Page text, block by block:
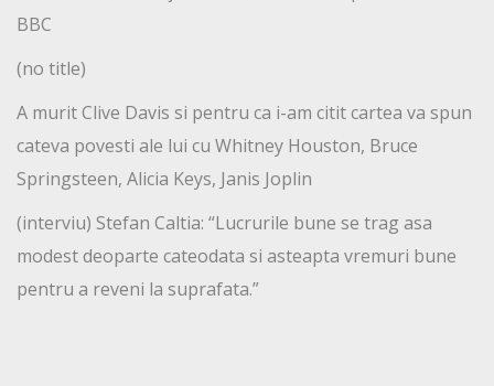
BBC
(no title)
A murit Clive Davis si pentru ca i-am citit cartea va spun
cateva povesti ale lui cu Whitney Houston, Bruce
Springsteen, Alicia Keys, Janis Joplin
(interviu) Stefan Caltia: “Lucrurile bune se trag asa
modest deoparte cateodata si asteapta vremuri bune
pentru a reveni la suprafata.”